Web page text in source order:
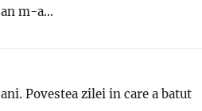
m-a...
Povestea zilei in care a batut